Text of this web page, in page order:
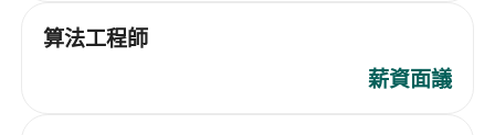
算法工程師
薪資面議